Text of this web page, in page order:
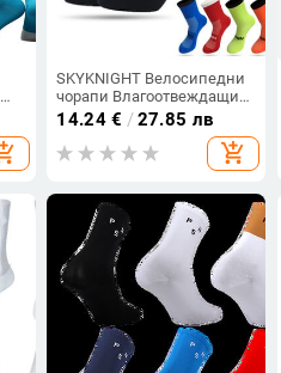
SKYKNIGHT Велосипедни
чорапи Влагоотвеждащи
велосипедни чорапи
Мъже, Дами Спорт,
Фитнес, Бягане, Фитнес,
Тренировъчни чорапи
14.24€ /27.85 лв
add_shopping_cart